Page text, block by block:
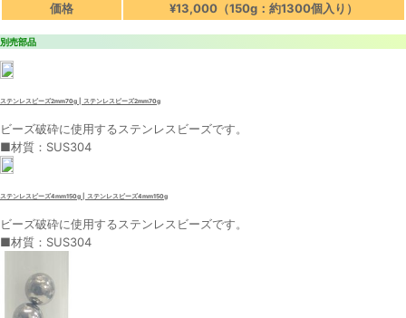
価格
¥13,000（150g：約1300個入り）
別売部品
ステンレスビーズ2mm70g | ステンレスビーズ2mm70g
ビーズ破砕に使用するステンレスビーズです。
■材質：SUS304
ステンレスビーズ4mm150g | ステンレスビーズ4mm150g
ビーズ破砕に使用するステンレスビーズです。
■材質：SUS304